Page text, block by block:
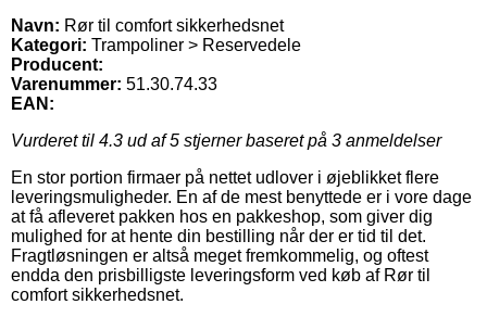
Navn: Rør til comfort sikkerhedsnet
Kategori: Trampoliner > Reservedele
Producent:
Varenummer: 51.30.74.33
EAN:
Vurderet til 4.3 ud af 5 stjerner baseret på 3 anmeldelser
En stor portion firmaer på nettet udlover i øjeblikket flere
leveringsmuligheder. En af de mest benyttede er i vore dage
at få afleveret pakken hos en pakkeshop, som giver dig
mulighed for at hente din bestilling når der er tid til det.
Fragtløsningen er altså meget fremkommelig, og oftest
endda den prisbilligste leveringsform ved køb af Rør til
comfort sikkerhedsnet.